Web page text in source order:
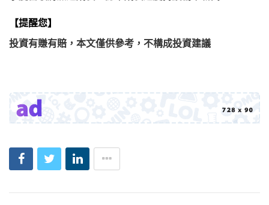
【提醒您】
投資有賺有賠，本文僅供參考，不構成投資建議